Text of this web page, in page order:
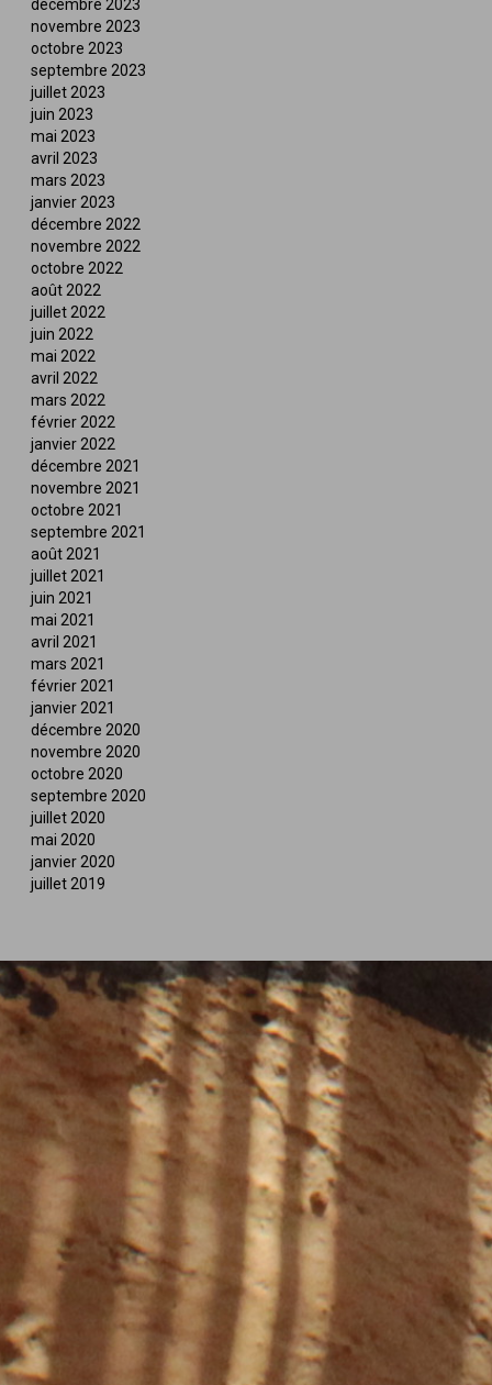
décembre 2023
novembre 2023
octobre 2023
septembre 2023
juillet 2023
juin 2023
mai 2023
avril 2023
mars 2023
janvier 2023
décembre 2022
novembre 2022
octobre 2022
août 2022
juillet 2022
juin 2022
mai 2022
avril 2022
mars 2022
février 2022
janvier 2022
décembre 2021
novembre 2021
octobre 2021
septembre 2021
août 2021
juillet 2021
juin 2021
mai 2021
avril 2021
mars 2021
février 2021
janvier 2021
décembre 2020
novembre 2020
octobre 2020
septembre 2020
juillet 2020
mai 2020
janvier 2020
juillet 2019